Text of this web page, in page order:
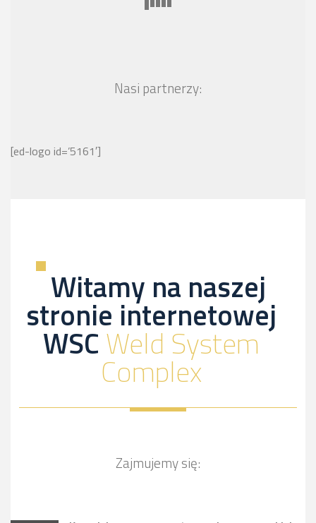
Nasi partnerzy:
[ed-logo id=’5161′]
Witamy na naszej
stronie internetowej
WSCWeld System
Complex
Zajmujemy się: